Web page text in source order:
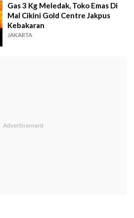
Gas 3 Kg Meledak, Toko Emas Di
Mal Cikini Gold Centre Jakpus
Kebakaran
JAKARTA